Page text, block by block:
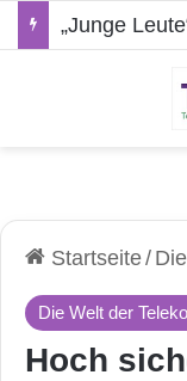
Startseite/
Die Welt der
Hoch